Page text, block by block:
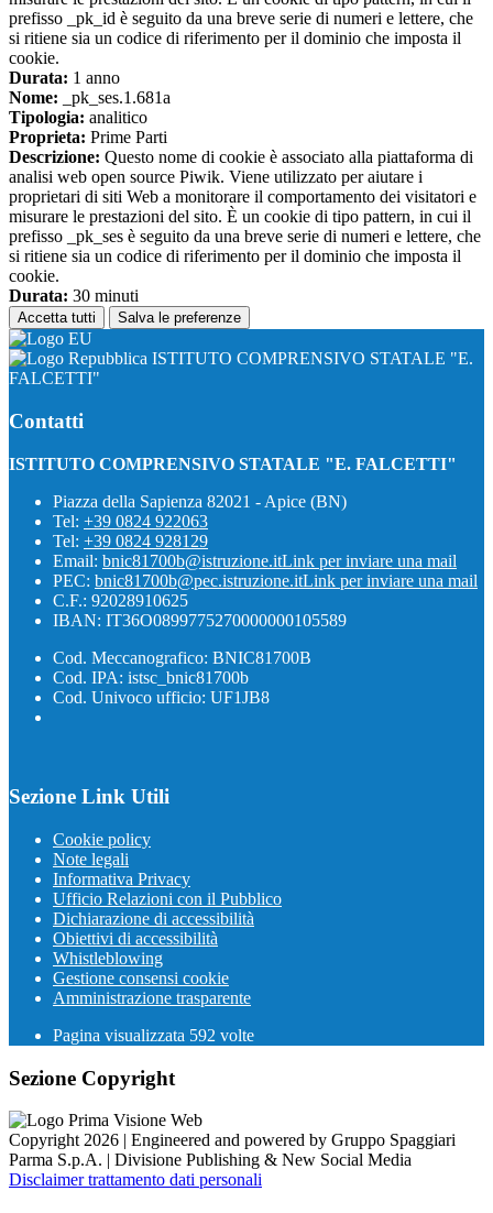
prefisso _pk_id è seguito da una breve serie di numeri e lettere, che
si ritiene sia un codice di riferimento per il dominio che imposta il
cookie.
Durata: 1 anno
Nome: _pk_ses.1.681a
Tipologia: analitico
Proprieta: Prime Parti
Descrizione: Questo nome di cookie è associato alla piattaforma di
analisi web open source Piwik. Viene utilizzato per aiutare i
proprietari di siti Web a monitorare il comportamento dei visitatori e
misurare le prestazioni del sito. È un cookie di tipo pattern, in cui il
prefisso _pk_ses è seguito da una breve serie di numeri e lettere, che
si ritiene sia un codice di riferimento per il dominio che imposta il
cookie.
Durata: 30 minuti
Accetta tutti Salva le preferenze
ISTITUTO COMPRENSIVO STATALE "E.
FALCETTI"
Contatti
ISTITUTO COMPRENSIVO STATALE "E. FALCETTI"
Piazza della Sapienza 82021 - Apice (BN)
Tel: +39 0824 922063
Tel: +39 0824 928129
Email: bnic81700b@istruzione.itLink per inviare una mail
PEC: bnic81700b@pec.istruzione.itLink per inviare una mail
C.F.: 92028910625
IBAN: IT36O0899775270000000105589
Cod. Meccanografico: BNIC81700B
Cod. IPA: istsc_bnic81700b
Cod. Univoco ufficio: UF1JB8
Sezione Link Utili
Cookie policy
Note legali
Informativa Privacy
Ufficio Relazioni con il Pubblico
Dichiarazione di accessibilità
Obiettivi di accessibilità
Whistleblowing
Gestione consensi cookie
Amministrazione trasparente
Pagina visualizzata 592 volte
Sezione Copyright
Copyright 2026 | Engineered and powered by Gruppo Spaggiari
Parma S.p.A. | Divisione Publishing & New Social Media
Disclaimer trattamento dati personali